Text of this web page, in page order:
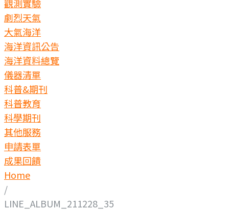
觀測實驗
劇烈天氣
大氣海洋
海洋資訊公告
海洋資料總覽
儀器清單
科普&期刊
科普教育
科學期刊
其他服務
申請表單
成果回饋
Home
/
LINE_ALBUM_211228_35